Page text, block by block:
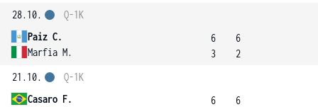
28.10.
Paiz C.
Marfia M.
Q-1K
6
3
6
2
21.10.
Casaro F.
Q-1K
6
6